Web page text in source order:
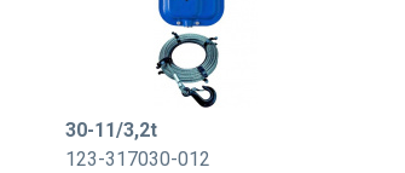
30-11/3,2t
123-317030-012